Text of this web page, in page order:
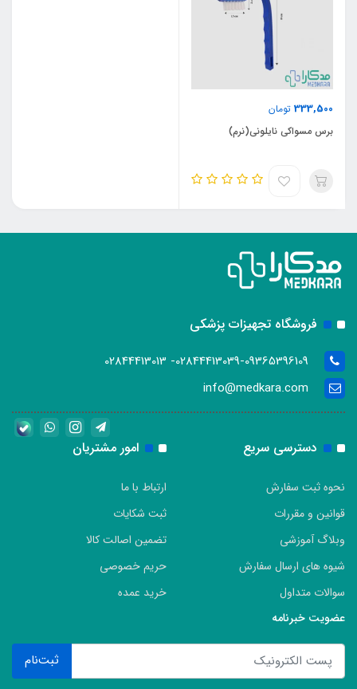
333,500 تومان
برس مسواکی نایلونی(نرم)
فروشگاه تجهیزات پزشکی
02844413039-09365396109- 02844413013
info@medkara.com
دسترسی سریع
نحوه ثبت سفارش
قوانین و مقررات
وبلاگ آموزشی
شیوه های ارسال سفارش
سوالات متداول
امور مشتریان
ارتباط با ما
ثبت شکایات
تضمین اصالت کالا
حریم خصوصی
خرید عمده
عضویت خبرنامه
ثبت‌نام